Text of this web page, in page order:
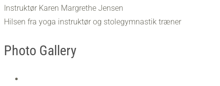
Instruktør Karen Margrethe Jensen
Hilsen fra yoga instruktør og stolegymnastik træner
Photo Gallery